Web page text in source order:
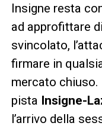
Insigne resta
ad approfittare
svincolato,
firmare in
mercato chiuso.
pista Insigne-
l’arrivo della